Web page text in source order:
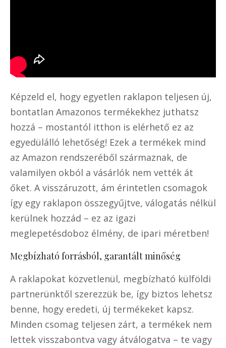
Képzeld el, hogy egyetlen raklapon teljesen új,
bontatlan Amazonos termékekhez juthatsz
hozzá – mostantól itthon is elérhető ez az
egyedülálló lehetőség! Ezek a termékek mind
az Amazon rendszeréből származnak, de
valamilyen okból a vásárlók nem vették át
őket. A visszáruzott, ám érintetlen csomagok
így egy raklapon összegyűjtve, válogatás nélkül
kerülnek hozzád – ez az igazi
meglepetésdoboz élmény, de ipari méretben!
Megbízható forrásból, garantált minőség
A raklapokat közvetlenül, megbízható külföldi
partnerünktől szerezzük be, így biztos lehetsz
benne, hogy eredeti, új termékeket kapsz.
Minden csomag teljesen zárt, a termékek nem
lettek visszabontva vagy átválogatva – te vagy